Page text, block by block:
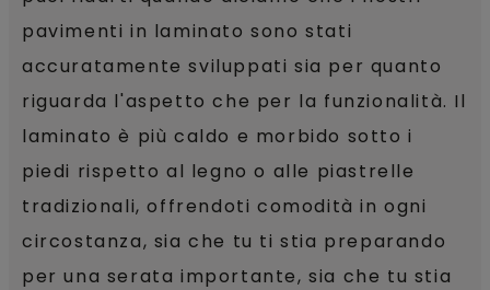
pavimenti in laminato sono stati
accuratamente sviluppati sia per quanto
riguarda l'aspetto che per la funzionalità. Il
laminato è più caldo e morbido sotto i
piedi rispetto al legno o alle piastrelle
tradizionali, offrendoti comodità in ogni
circostanza, sia che tu ti stia preparando
per una serata importante, sia che tu stia